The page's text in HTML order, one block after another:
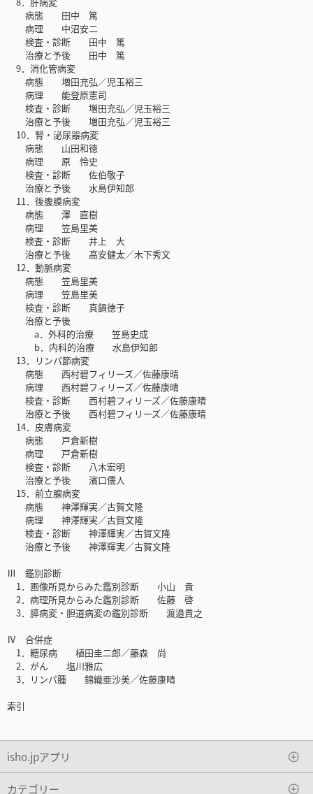
病態 田中 篤
病理 中沼安二
検査・診断 田中 篤
治療と予後 田中 篤
9．消化管病変
病態 増田充弘／児玉裕三
病理 能登原憲司
検査・診断 増田充弘／児玉裕三
治療と予後 増田充弘／児玉裕三
10．腎・泌尿器病変
病態 山田和徳
病理 原 怜史
検査・診断 佐伯敬子
治療と予後 水島伊知郎
11．後腹膜病変
病態 澤 直樹
病理 笠島里美
検査・診断 井上 大
治療と予後 高安健太／木下秀文
12．動脈病変
病態 笠島里美
病理 笠島里美
検査・診断 真鍋徳子
治療と予後
a．外科的治療 笠島史成
b．内科的治療 水島伊知郎
13．リンパ節病変
病態 西村碧フィリーズ／佐藤康晴
病理 西村碧フィリーズ／佐藤康晴
検査・診断 西村碧フィリーズ／佐藤康晴
治療と予後 西村碧フィリーズ／佐藤康晴
14．皮膚病変
病態 戸倉新樹
病理 戸倉新樹
検査・診断 八木宏明
治療と予後 濱口儒人
15．前立腺病変
病態 神澤輝実／古賀文隆
病理 神澤輝実／古賀文隆
検査・診断 神澤輝実／古賀文隆
治療と予後 神澤輝実／古賀文隆
Ⅲ 鑑別診断
1．画像所見からみた鑑別診断 小山 貴
2．病理所見からみた鑑別診断 佐藤 啓
3．膵病変・胆道病変の鑑別診断 渡邉貴之
Ⅳ 合併症
1．糖尿病 植田圭二郎／藤森 尚
2．がん 塩川雅広
3．リンパ腫 錦織亜沙美／佐藤康晴
索引
isho.jpアプリ
カテゴリー